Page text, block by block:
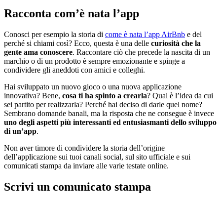
Racconta com’è nata l’app
Conosci per esempio la storia di come è nata l’app AirBnb e del
perché si chiami così? Ecco, questa è una delle curiosità che la
gente ama conoscere. Raccontare ciò che precede la nascita di un
marchio o di un prodotto è sempre emozionante e spinge a
condividere gli aneddoti con amici e colleghi.
Hai sviluppato un nuovo gioco o una nuova applicazione
innovativa? Bene, cosa ti ha spinto a crearla? Qual è l’idea da cui
sei partito per realizzarla? Perché hai deciso di darle quel nome?
Sembrano domande banali, ma la risposta che ne consegue è invece
uno degli aspetti più interessanti ed entusiasmanti dello sviluppo
di un’app.
Non aver timore di condividere la storia dell’origine
dell’applicazione sui tuoi canali social, sul sito ufficiale e sui
comunicati stampa da inviare alle varie testate online.
Scrivi un comunicato stampa